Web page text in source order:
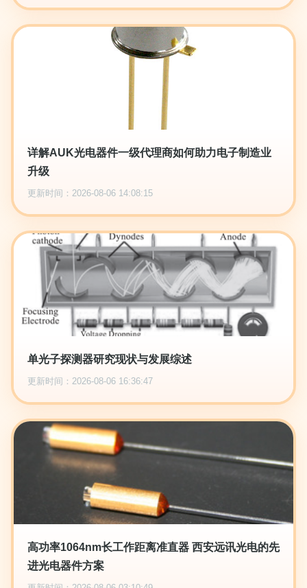
详解AUK光电器件一级代理商如何助力电子制造业
升级
更新时间：2026-08-06 14:08:15
单光子探测器研究现状与发展综述
更新时间：2026-08-06 16:36:47
高功率1064nm长工作距离准直器 西安远讯光电的先
进光电器件方案